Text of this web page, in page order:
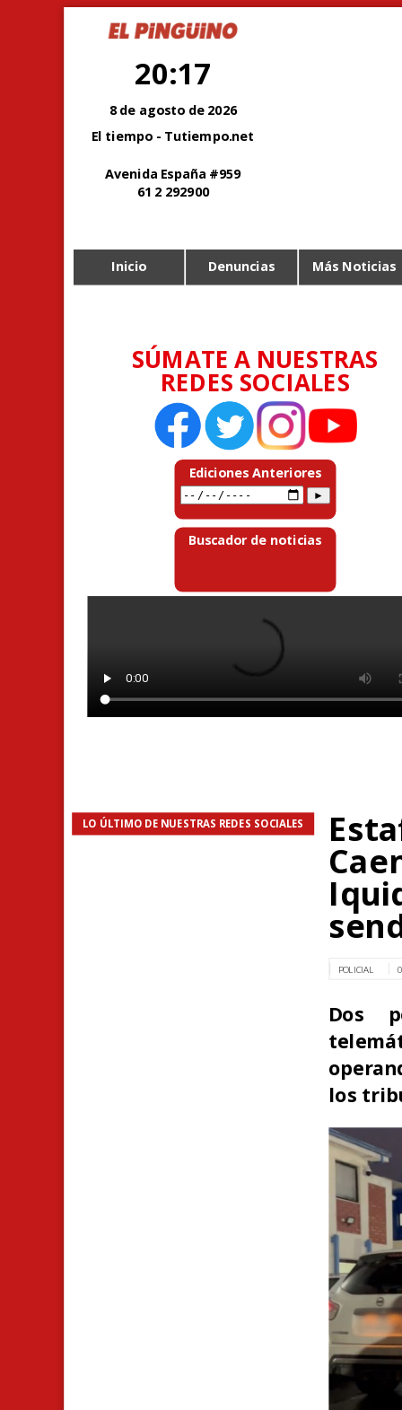
20:17
8 de agosto de 2026
El tiempo - Tutiempo.net
Avenida España #959
61 2 292900
Inicio Denuncias Más Noticias
SÚMATE A NUESTRAS
REDES SOCIALES
Ediciones Anteriores
Buscador de noticias
LO ÚLTIMO DE NUESTRAS REDES SOCIALES
POLICIAL
Dos
los